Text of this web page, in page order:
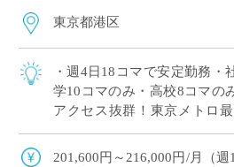
東京都港区
・週4日18コマで安定勤務・
学10コマのみ・高校8コマの
アクセス抜群！東京メトロ
落ち着いた教育環境 ・9月ス
201,600円～216,000円/月（